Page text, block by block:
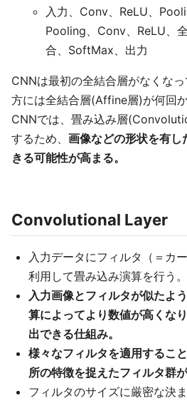
入力、Conv、ReLU、
Pooling、Conv、ReLU、
合、SoftMax、出力
CNNは最初の全結合層がなくな
方には全結合層(Affine層)が何回か
CNNでは、畳み込み層
するため、 画像などの形状を有し
きる可能性が高まる。
Convolutional Layer
入力データにフィルタ（＝カ
利用して畳み込み演算を行う。
入力画像とフィルタが似たよ
算によってより数値が高くな
出できる仕組み。
様々なフィルタを適用するこ
所の特徴を捉えたフィルタ群
フィルタのサイズに厳密な決